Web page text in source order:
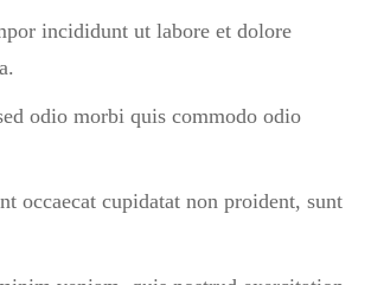
incididunt ut labore et dolore
odio morbi quis commodo odio
occaecat cupidatat non proident, sunt